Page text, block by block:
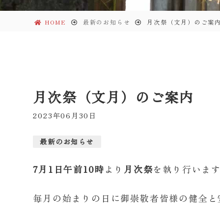
HOME 最新のお知らせ 月次祭（文月）のご案
月次祭（文月）のご案内
2023年06月30日
最新のお知らせ
7月1日午前10時より 月次祭を執り行いま
毎月の始まりの日に御崇敬者皆様の健全